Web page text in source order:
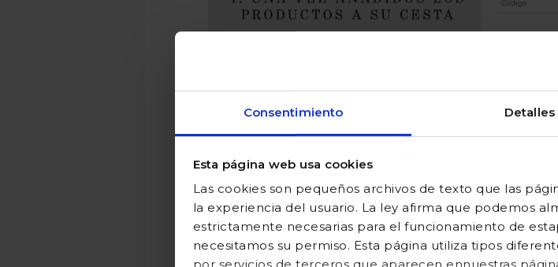
Consentimiento Detalles
Esta página web usa cookies
Las cookies son pequeños archivos de texto que las
la experiencia del usuario. La ley afirma que podemos
estrictamente necesarias para el funcionamiento de
necesitamos su permiso. Esta página utiliza tipos